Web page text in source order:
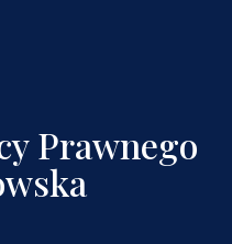
Prawnego